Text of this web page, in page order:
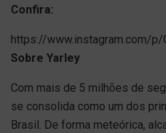
Confira:
https://www.instagram.com/p/
Sobre Yarley
Com mais de 5 milhões de
se consolida como um dos
Brasil. De forma meteórica,